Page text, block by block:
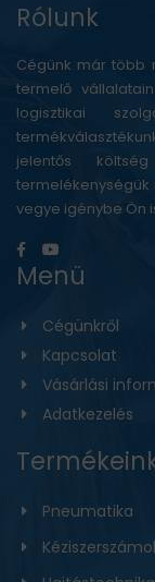
Rólunk
Cégünk már több
termelő
logisztikai
jelentős
termelékenységük
vegye igénybe Ön
Menü
Cégünkről
Kapcsolat
Vásárlási
Adatkezelés
Pneumatika